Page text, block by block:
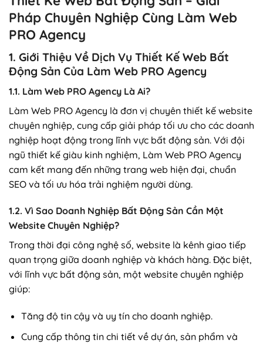
Pháp Chuyên Nghiệp Cùng Làm Web
PRO Agency
1. Giới Thiệu Về Dịch Vụ Thiết Kế Web Bất
Động Sản Của Làm Web PRO Agency
1.1. Làm Web PRO Agency Là Ai?
Làm Web PRO Agency là đơn vị chuyên thiết kế website
chuyên nghiệp, cung cấp giải pháp tối ưu cho các doanh
nghiệp hoạt động trong lĩnh vực bất động sản. Với đội
ngũ thiết kế giàu kinh nghiệm, Làm Web PRO Agency
cam kết mang đến những trang web hiện đại, chuẩn
SEO và tối ưu hóa trải nghiệm người dùng.
1.2. Vì Sao Doanh Nghiệp Bất Động Sản Cần Một
Website Chuyên Nghiệp?
Trong thời đại công nghệ số, website là kênh giao tiếp
quan trọng giữa doanh nghiệp và khách hàng. Đặc biệt,
với lĩnh vực bất động sản, một website chuyên nghiệp
giúp:
Tăng độ tin cậy và uy tín cho doanh nghiệp.
Cung cấp thông tin chi tiết về dự án, sản phẩm và